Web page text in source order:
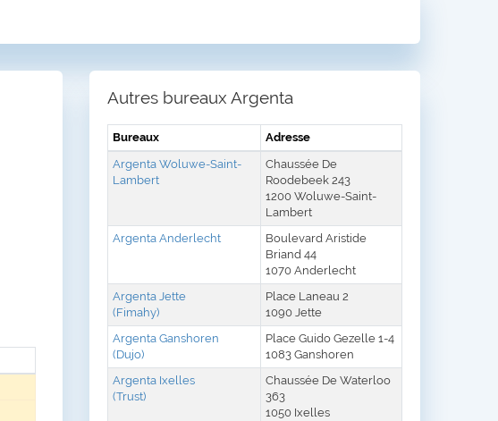
Autres bureaux Argenta
Bureaux
Adresse
Argenta Woluwe-Saint-
Lambert
Chaussée De
Roodebeek 243
1200 Woluwe-Saint-
Lambert
Argenta Anderlecht
Boulevard Aristide
Briand 44
1070 Anderlecht
Argenta Jette
(Fimahy)
Place Laneau 2
1090 Jette
Argenta Ganshoren
(Dujo)
Place Guido Gezelle 1-4
1083 Ganshoren
Argenta Ixelles
(Trust)
Chaussée De Waterloo
363
1050 Ixelles